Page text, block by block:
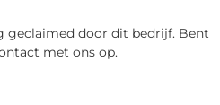
geclaimed door dit bedrijf. Bent
met ons op.